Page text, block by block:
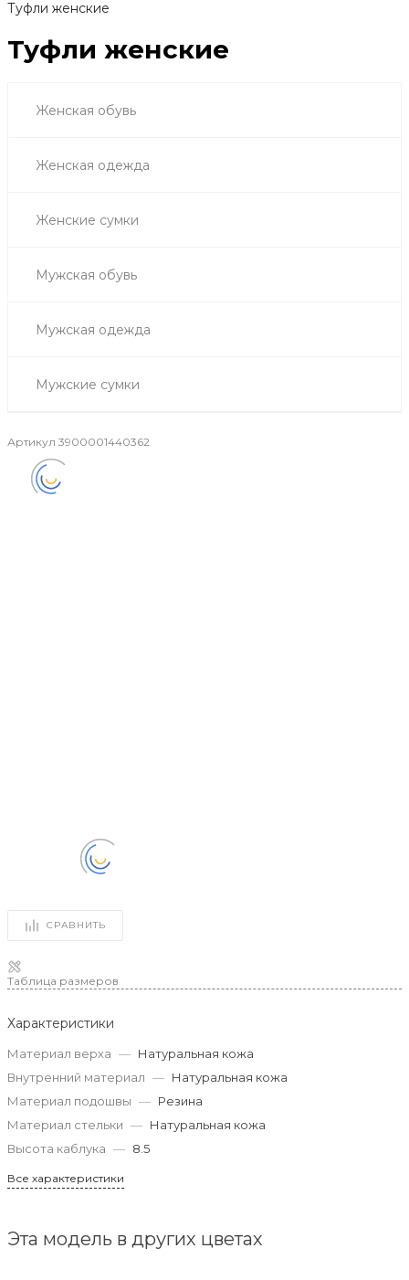
Туфли женские
Туфли женские
Женская обувь
Женская одежда
Женские сумки
Мужская обувь
Мужская одежда
Мужские сумки
Артикул 3900001440362
СРАВНИТЬ
Таблица размеров
Характеристики
Материал верха — Натуральная кожа
Внутренний материал — Натуральная кожа
Материал подошвы — Резина
Материал стельки — Натуральная кожа
Высота каблука — 8.5
Все характеристики
Эта модель в других цветах